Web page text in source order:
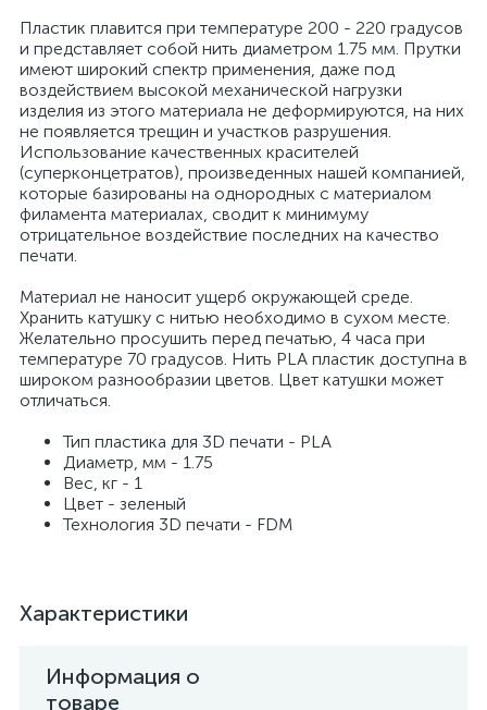
Пластик плавится при температуре 200 - 220 градусов
и представляет собой нить диаметром 1.75 мм. Прутки
имеют широкий спектр применения, даже под
воздействием высокой механической нагрузки
изделия из этого материала не деформируются, на них
не появляется трещин и участков разрушения.
Использование качественных красителей
(суперконцетратов), произведенных нашей компанией,
которые базированы на однородных с материалом
филамента материалах, сводит к минимуму
отрицательное воздействие последних на качество
печати.
Материал не наносит ущерб окружающей среде.
Хранить катушку с нитью необходимо в сухом месте.
Желательно просушить перед печатью, 4 часа при
температуре 70 градусов. Нить PLA пластик доступна в
широком разнообразии цветов. Цвет катушки может
отличаться.
Тип пластика для 3D печати - PLA
Диаметр, мм - 1.75
Вес, кг - 1
Цвет - зеленый
Технология 3D печати - FDM
Характеристики
Информация о
товаре